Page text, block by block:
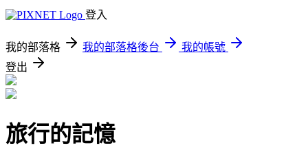
登入
我的部落格 我的部落格後台
我的帳號
登出
旅行的記憶